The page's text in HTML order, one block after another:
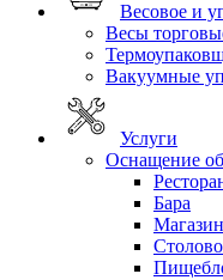
Весовое и
Весы
Вакуумные
Услуги
Оснащение
Бара